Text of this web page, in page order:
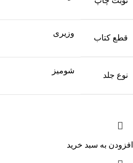
قطع کتاب
وزیری
نوع جلد
شومیز
افزودن به سبد خرید